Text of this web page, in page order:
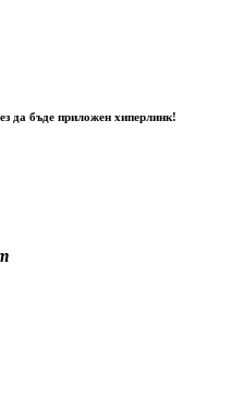
да бъде приложен хиперлинк!